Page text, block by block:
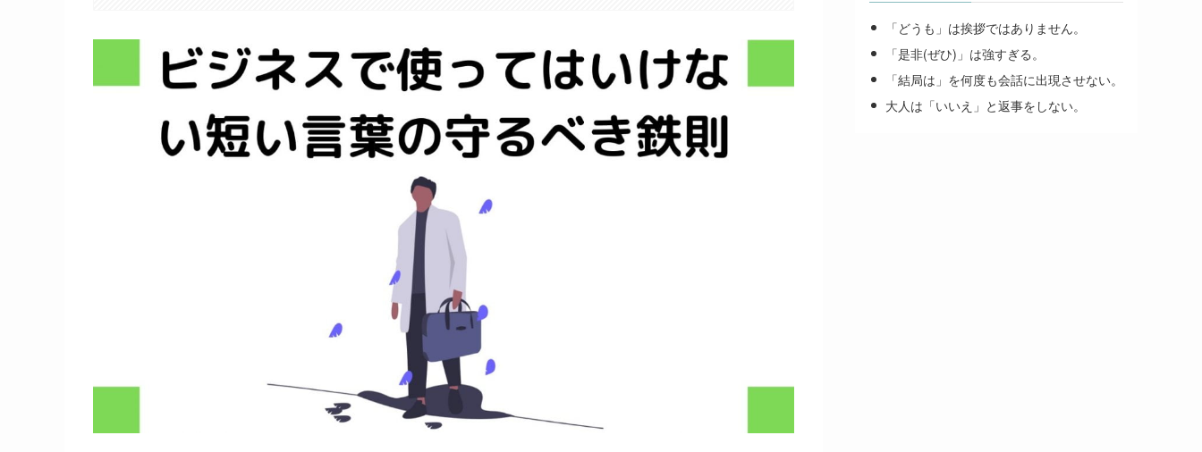
「どうも」は挨拶ではありません。
「是非(ぜひ)」は強すぎる。
「結局は」を何度も会話に出現させない。
大人は「いいえ」と返事をしない。